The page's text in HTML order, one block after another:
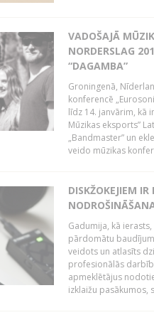
VADOŠAJĀ
NORDERSLAG
“DAGAMBA”
Groningenā,
konferencē
līdz 14. janvārim, kā
Mūzikas eksports”
„Bandmaster” un
veido mūzikas
DISKŽOKEJIEM
Gadumija, kā
pārdomātu
veidots un atlasīts
profesionālās
apmeklētājus
izklaižu pasākumos,